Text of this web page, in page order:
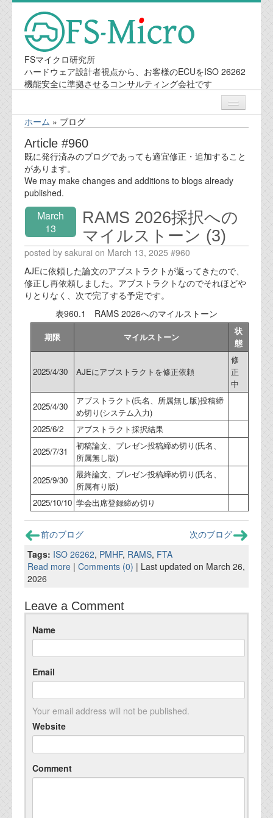
FSマイクロ研究所
ハードウェア設計者視点から、お客様のECUをISO 26262
機能安全に準拠させるコンサルティング会社です
ニュース
業務内容
会社案内
会社概要
代表ご挨拶
実績
機能安全ブログ
設計ブログ
テクノロジ
外部投稿記事
ブログテーマ
技術文書
ご希望の方は、お問い合わせページから
ログインをお願い致します。アカウント
名は"opendocument"です。
お問い合わせ
FAQ
ホーム » ブログ
Article #960
既に発行済みのブログであっても適宜修正・追加すること
があります。
We may make changes and additions to blogs already
published.
March
13
RAMS 2026採択への
マイルストーン (3)
posted by sakurai on March 13, 2025 #960
AJEに依頼した論文のアブストラクトが返ってきたので、
修正し再依頼しました。アブストラクトなのでそれほどや
りとりなく、次で完了する予定です。
表960.1 RAMS 2026へのマイルストーン
期限 マイルストーン
状
態
2025/4/30 AJEにアブストラクトを修正依頼
修
正
中
2025/4/30
アブストラクト(氏名、所属無し版)投稿締
め切り(システム入力)
2025/6/2
アブストラクト採択結果
2025/7/31
初稿論文、プレゼン投稿締め切り(氏名、
所属無し版)
2025/9/30
最終論文、プレゼン投稿締め切り(氏名、
所属有り版)
2025/10/10 学会出席登録締め切り
前のブログ
次のブログ
Tags: ISO 26262, PMHF, RAMS, FTA
Read more | Comments (0) | Last updated on March 26,
2026
Leave a Comment
Name
Email
Your email address will not be published.
Website
Comment